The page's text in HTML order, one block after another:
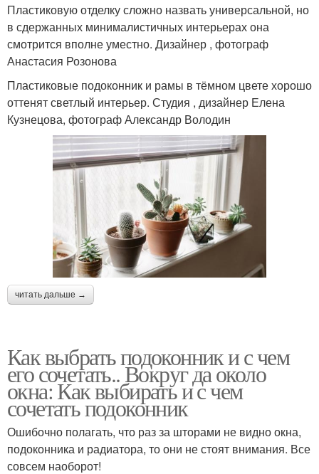
Пластиковую отделку сложно назвать универсальной, но
в сдержанных минималистичных интерьерах она
смотрится вполне уместно. Дизайнер , фотограф
Анастасия Розонова
Пластиковые подоконник и рамы в тёмном цвете хорошо
оттенят светлый интерьер. Студия , дизайнер Елена
Кузнецова, фотограф Александр Володин
читать дальше →
Как выбрать подоконник и с чем
его сочетать.. Вокруг да около
окна: Как выбирать и с чем
сочетать подоконник
Ошибочно полагать, что раз за шторами не видно окна,
подоконника и радиатора, то они не стоят внимания. Все
совсем наоборот!